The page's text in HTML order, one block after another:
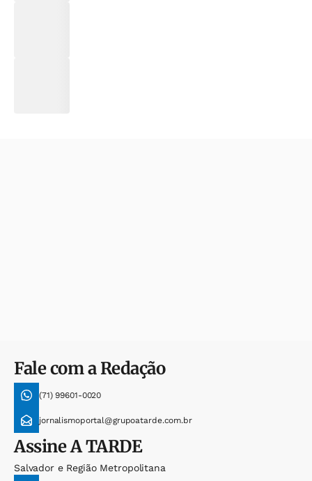
Fale com a Redação
(71) 99601-0020
jornalismoportal@grupoatarde.com.br
AssineA TARDE
Salvador e Região Metropolitana